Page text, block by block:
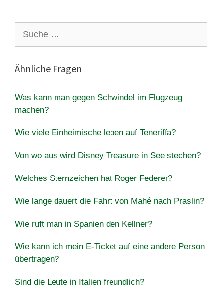
nach:
Ähnliche Fragen
Was kann man gegen Schwindel im Flugzeug
machen?
Wie viele Einheimische leben auf Teneriffa?
Von wo aus wird Disney Treasure in See stechen?
Welches Sternzeichen hat Roger Federer?
Wie lange dauert die Fahrt von Mahé nach Praslin?
Wie ruft man in Spanien den Kellner?
Wie kann ich mein E-Ticket auf eine andere Person
übertragen?
Sind die Leute in Italien freundlich?